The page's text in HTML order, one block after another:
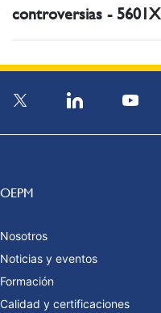
controversias - 5601X
OEPM
Nosotros
Noticias y eventos
Formación
Calidad y certificaciones